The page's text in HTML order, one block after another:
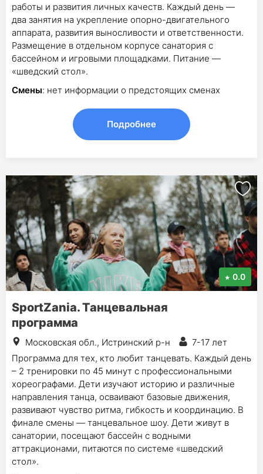
работы и развития личных качеств. Каждый день —
два занятия на укрепление опорно-двигательного
аппарата, развития выносливости и ответственности.
Размещение в отдельном корпусе санатория с
бассейном и игровыми площадками. Питание —
«шведский стол».
Смены: нет информации о предстоящих сменах
Подробнее
0.0
SportZania. Танцевальная
программа
Московская обл., Истринский р-н
7-17 лет
Программа для тех, кто любит танцевать. Каждый день
– 2 тренировки по 45 минут с профессиональными
хореографами. Дети изучают историю и различные
направления танца, осваивают базовые движения,
развивают чувство ритма, гибкость и координацию. В
финале смены — танцевальное шоу. Дети живут в
санатории, посещают бассейн с водными
аттракционами, питаются по системе «шведский
стол».